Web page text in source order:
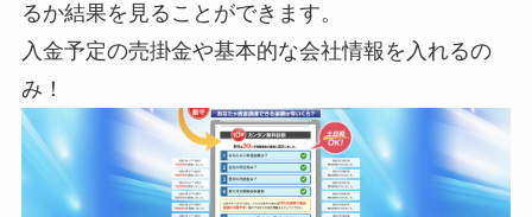
るか結果を見ることができます。
入金予定の売掛金や基本的な会社情報を入れるの
み！